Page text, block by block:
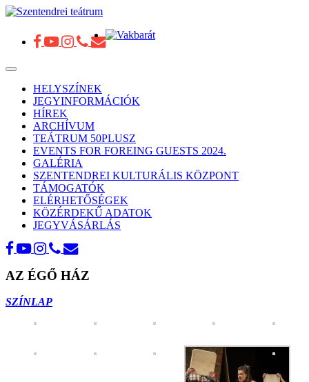
Toggle
navigationHELYSZÍNEK
JEGYINFORMÁCIÓK
HÍREK
ARCHÍVUM
TEÁTRUM 50PLUSZ
EVENTS FOR FOREING GUESTS 2024.
GALÉRIA
SZENTENDREI KULTURÁLIS KÖZPONT
TÁMOGATÓK
ELÉRHETŐSÉGEK
KÖZÉRDEKŰ ADATOK
JEGYVÁSÁRLÁS
AZ ÉGŐ HÁZ
SZÍNLAP